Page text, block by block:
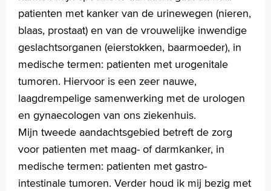
patienten met kanker van de urinewegen (nieren,
blaas, prostaat) en van de vrouwelijke inwendige
geslachtsorganen (eierstokken, baarmoeder), in
medische termen: patienten met urogenitale
tumoren. Hiervoor is een zeer nauwe,
laagdrempelige samenwerking met de urologen
en gynaecologen van ons ziekenhuis.
Mijn tweede aandachtsgebied betreft de zorg
voor patienten met maag- of darmkanker, in
medische termen: patienten met gastro-
intestinale tumoren. Verder houd ik mij bezig met